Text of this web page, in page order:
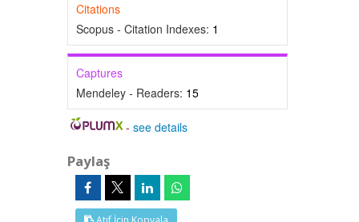
Citations
Scopus - Citation Indexes: 1
Captures
Mendeley - Readers: 15
-see details
Paylaş